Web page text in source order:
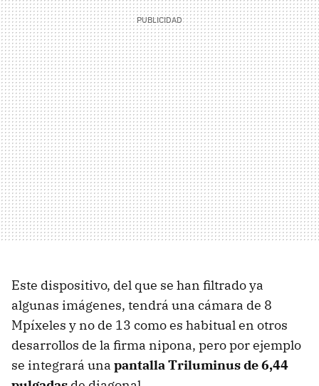
Este dispositivo, del que se han filtrado ya
algunas imágenes, tendrá una cámara de 8
Mpíxeles y no de 13 como es habitual en otros
desarrollos de la firma nipona, pero por ejemplo
se integrará una pantalla Triluminus de 6,44